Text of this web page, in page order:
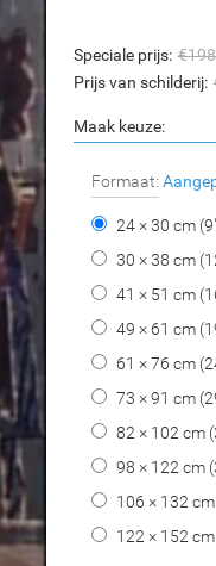
Speciale prijs: €
Prijs van schilderij:
Maak keuze:
Formaat:
24 × 30 cm
30 × 38 cm
41 × 51 cm
49 × 61 cm
61 × 76 cm
73 × 91 cm
82 × 102 cm
98 × 122 cm
106 × 132
122 × 152